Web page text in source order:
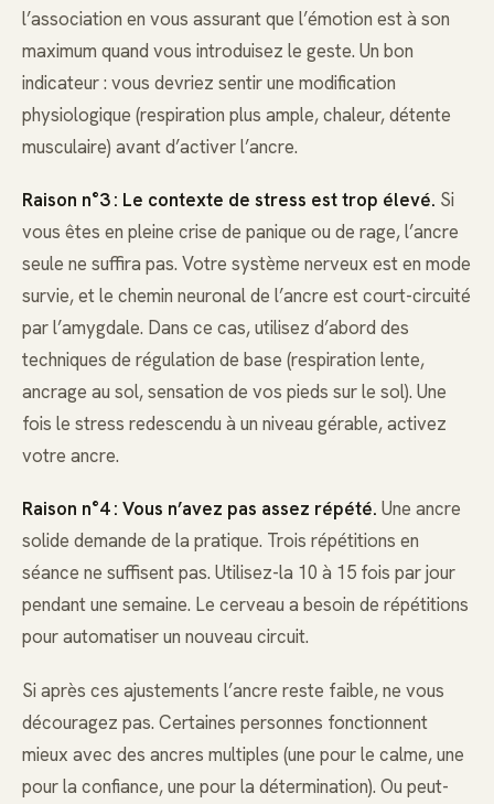
l’association en vous assurant que l’émotion est à son
maximum quand vous introduisez le geste. Un bon
indicateur : vous devriez sentir une modification
physiologique (respiration plus ample, chaleur, détente
musculaire) avant d’activer l’ancre.
Raison n°3 : Le contexte de stress est trop élevé. Si
vous êtes en pleine crise de panique ou de rage, l’ancre
seule ne suffira pas. Votre système nerveux est en mode
survie, et le chemin neuronal de l’ancre est court-circuité
par l’amygdale. Dans ce cas, utilisez d’abord des
techniques de régulation de base (respiration lente,
ancrage au sol, sensation de vos pieds sur le sol). Une
fois le stress redescendu à un niveau gérable, activez
votre ancre.
Raison n°4 : Vous n’avez pas assez répété. Une ancre
solide demande de la pratique. Trois répétitions en
séance ne suffisent pas. Utilisez-la 10 à 15 fois par jour
pendant une semaine. Le cerveau a besoin de répétitions
pour automatiser un nouveau circuit.
Si après ces ajustements l’ancre reste faible, ne vous
découragez pas. Certaines personnes fonctionnent
mieux avec des ancres multiples (une pour le calme, une
pour la confiance, une pour la détermination). Ou peut-